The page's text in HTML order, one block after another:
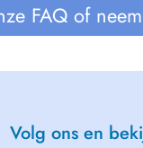
FAQ of
Volg ons en